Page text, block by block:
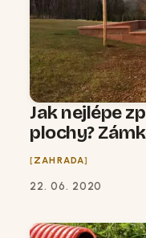
Jak nejlépe
plochy?
ZAHRADA
22. 06. 2020